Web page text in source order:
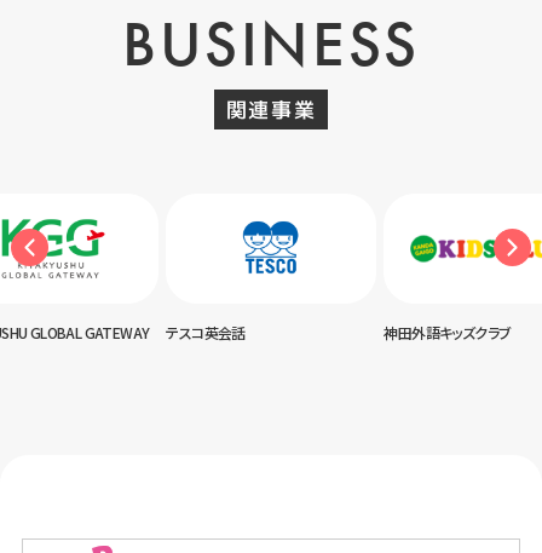
BUSINESS
関連事業
GLOBAL GATEWAY テスコ英会話 神田外語キッズクラブ